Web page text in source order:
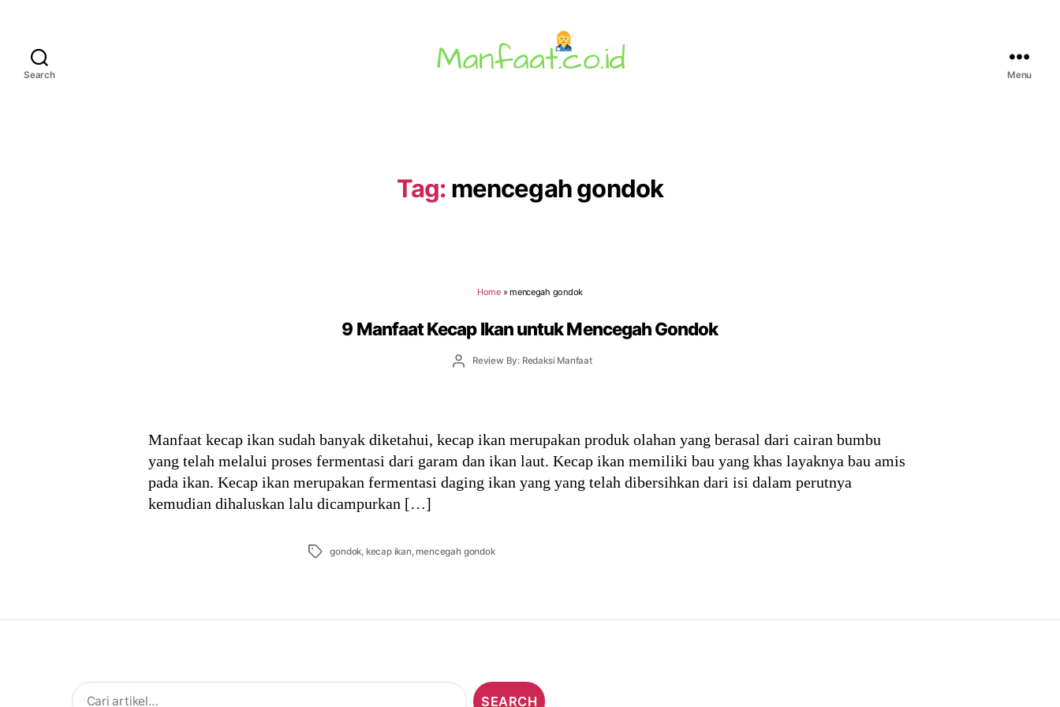
Search Menu
Tag: mencegah gondok
Home»mencegah gondok
9 Manfaat Kecap Ikan untuk Mencegah Gondok
PostReview By: Redaksi Manfaat
Manfaat kecap ikan sudah banyak diketahui, kecap ikan merupakan produk olahan yang berasal dari cairan bumbu
yang telah melalui proses fermentasi dari garam dan ikan laut. Kecap ikan memiliki bau yang khas layaknya bau amis
pada ikan. Kecap ikan merupakan fermentasi daging ikan yang yang telah dibersihkan dari isi dalam perutnya
kemudian dihaluskan lalu dicampurkan […]
Tags gondok kecap ikan ,mencegah gondok
Search